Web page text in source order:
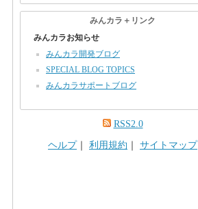
みんカラ＋リンク
みんカラお知らせ
みんカラ開発ブログ
SPECIAL BLOG TOPICS
みんカラサポートブログ
RSS2.0
ヘルプ 利用規約 サイトマップ